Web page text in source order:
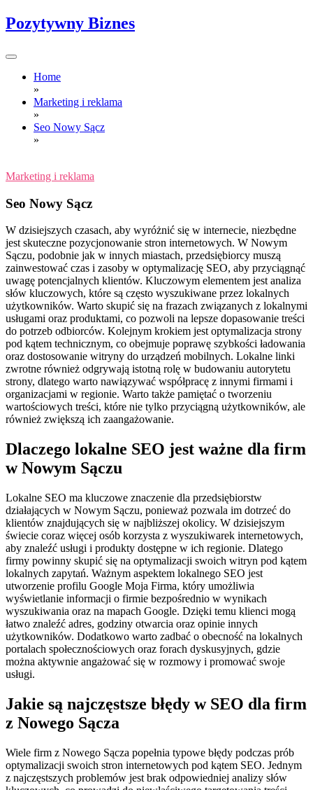
Skip
to
Pozytywny Biznes
Home
»
Marketing i reklama
»
Seo Nowy Sącz
»
Marketing i reklama
Seo Nowy Sącz
W dzisiejszych czasach, aby wyróżnić się w internecie, niezbędne
jest skuteczne pozycjonowanie stron internetowych. W Nowym
Sączu, podobnie jak w innych miastach, przedsiębiorcy muszą
zainwestować czas i zasoby w optymalizację SEO, aby przyciągnąć
uwagę potencjalnych klientów. Kluczowym elementem jest analiza
słów kluczowych, które są często wyszukiwane przez lokalnych
użytkowników. Warto skupić się na frazach związanych z lokalnymi
usługami oraz produktami, co pozwoli na lepsze dopasowanie treści
do potrzeb odbiorców. Kolejnym krokiem jest optymalizacja strony
pod kątem technicznym, co obejmuje poprawę szybkości ładowania
oraz dostosowanie witryny do urządzeń mobilnych. Lokalne linki
zwrotne również odgrywają istotną rolę w budowaniu autorytetu
strony, dlatego warto nawiązywać współpracę z innymi firmami i
organizacjami w regionie. Warto także pamiętać o tworzeniu
wartościowych treści, które nie tylko przyciągną użytkowników, ale
również zwiększą ich zaangażowanie.
Dlaczego lokalne SEO jest ważne dla firm
w Nowym Sączu
Lokalne SEO ma kluczowe znaczenie dla przedsiębiorstw
działających w Nowym Sączu, ponieważ pozwala im dotrzeć do
klientów znajdujących się w najbliższej okolicy. W dzisiejszym
świecie coraz więcej osób korzysta z wyszukiwarek internetowych,
aby znaleźć usługi i produkty dostępne w ich regionie. Dlatego
firmy powinny skupić się na optymalizacji swoich witryn pod kątem
lokalnych zapytań. Ważnym aspektem lokalnego SEO jest
utworzenie profilu Google Moja Firma, który umożliwia
wyświetlanie informacji o firmie bezpośrednio w wynikach
wyszukiwania oraz na mapach Google. Dzięki temu klienci mogą
łatwo znaleźć adres, godziny otwarcia oraz opinie innych
użytkowników. Dodatkowo warto zadbać o obecność na lokalnych
portalach społecznościowych oraz forach dyskusyjnych, gdzie
można aktywnie angażować się w rozmowy i promować swoje
usługi.
Jakie są najczęstsze błędy w SEO dla firm
z Nowego Sącza
Wiele firm z Nowego Sącza popełnia typowe błędy podczas prób
optymalizacji swoich stron internetowych pod kątem SEO. Jednym
z najczęstszych problemów jest brak odpowiedniej analizy słów